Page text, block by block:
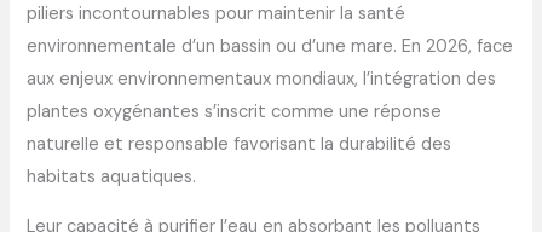
piliers incontournables pour maintenir la santé
environnementale d’un bassin ou d’une mare. En 2026, face
aux enjeux environnementaux mondiaux, l’intégration des
plantes oxygénantes s’inscrit comme une réponse
naturelle et responsable favorisant la durabilité des
habitats aquatiques.
Leur capacité à purifier l’eau en absorbant les polluants